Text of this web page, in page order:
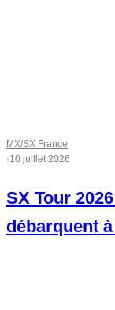
MX/SX France
·10 juillet 2026
SX Tour
débarquent